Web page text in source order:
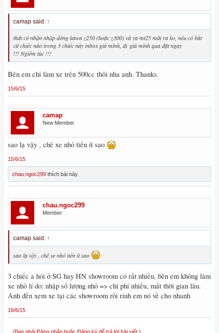
camap said: ↑
thớt có nhận nhập dòng kawa z250 (hoặc z300) và ya mt25 mới ra ko, nếu có bất
cứ chiếc nào trong 3 chiếc này inbox giá mình, đc giá mình qua đặt ngay
!!! Ngiêm túc !!!
Bên em chỉ làm xe trên 500cc thôi nha anh. Thanks.
15/6/15
camap
New Member
sao lạ vậy , chê xe nhỏ tiến ít sao
15/6/15
chau.ngoc299 thích bài này.
chau.ngoc299
Member
camap said: ↑
sao lạ vậy , chê xe nhỏ tiến ít sao
3 chiếc a hỏi ở SG hay HN showroom có rất nhiều, bên em không làm
xe nhỏ lí do: nhập số lượng nhỏ => chi phí nhiều, mất thời gian lâu.
Anh đến xem xe tại các showroom rồi rinh em nó về cho nhanh
16/6/15
(Bạn phải Đăng nhập hoặc Đăng ký để trả lời bài viết.)